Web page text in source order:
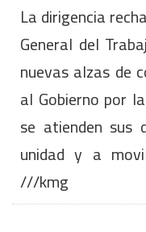
La dirigencia
General del
nuevas alzas de
al Gobierno por
se atienden sus
unidad y a
///kmg